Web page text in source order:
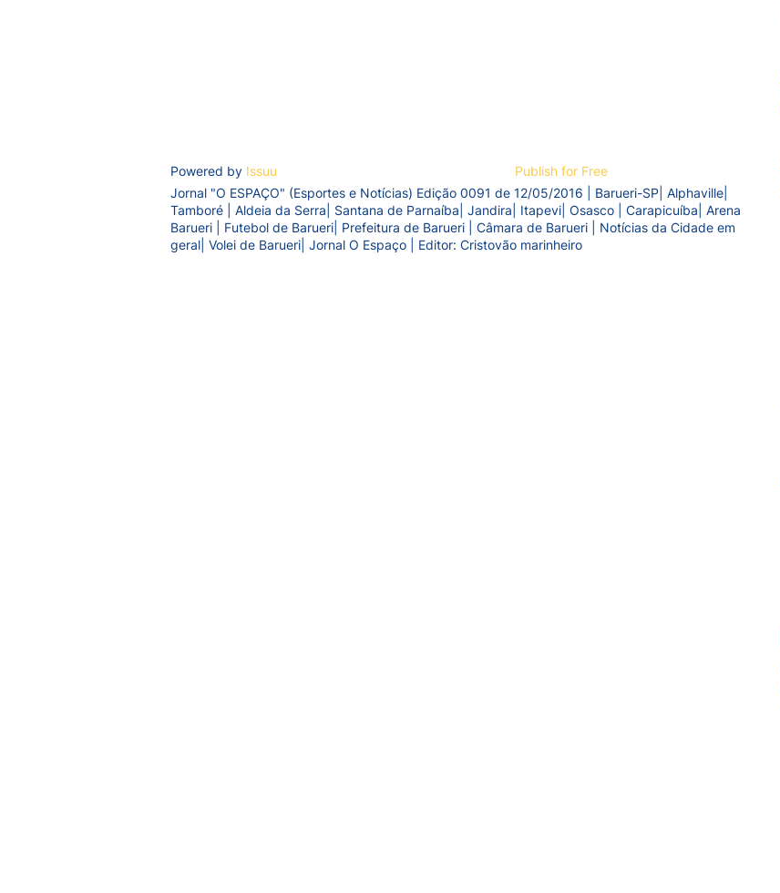
Powered by Issuu
Publish for Free
Jornal "O ESPAÇO" (Esportes e Notícias) Edição 0091 de 12/05/2016 | Barueri-SP| Alphaville|
Tamboré | Aldeia da Serra| Santana de Parnaíba| Jandira| Itapevi| Osasco | Carapicuíba| Arena
Barueri | Futebol de Barueri| Prefeitura de Barueri | Câmara de Barueri | Notícias da Cidade em
geral| Volei de Barueri| Jornal O Espaço | Editor: Cristovão marinheiro